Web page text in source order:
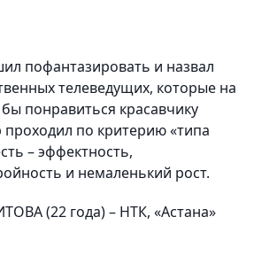
пофантазировать и назвал
телеведущих, которые на
понравиться красавчику
по критерию «типа
– эффектность,
и немаленький рост.
(22 года) – НТК, «Астана»